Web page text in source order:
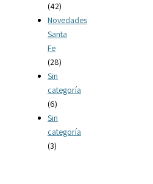
(42)
Novedades
Santa
Fe
(28)
Sin
categoría
(6)
Sin
categoría
(3)